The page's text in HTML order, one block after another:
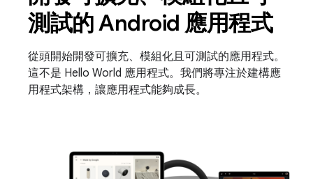
測試的 Android 應用程式
從頭開始開發可擴充、模組化且可測試的應用程式。
這不是 Hello World 應用程式。我們將專注於建構應
用程式架構，讓應用程式能夠成長。